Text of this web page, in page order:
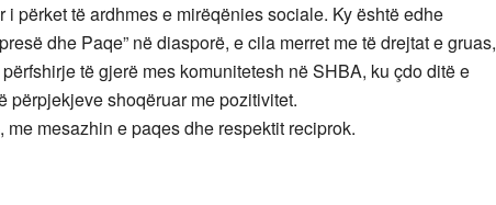
përket të ardhmes e mirëqënies sociale. Ky është edhe
dhe Paqe” në diasporë, e cila merret me të drejtat e gruas,
të gjerë mes komunitetesh në SHBA, ku çdo ditë e
përpjekjeve shoqëruar me pozitivitet.
mesazhin e paqes dhe respektit reciprok.